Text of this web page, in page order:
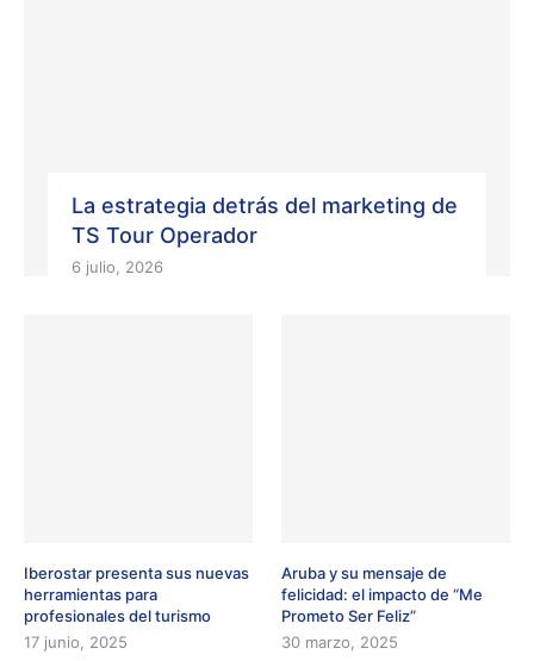
La estrategia detrás del marketing de
TS Tour Operador
6 julio, 2026
Iberostar presenta sus nuevas
herramientas para
profesionales del turismo
17 junio, 2025
Aruba y su mensaje de
felicidad: el impacto de “Me
Prometo Ser Feliz”
30 marzo, 2025